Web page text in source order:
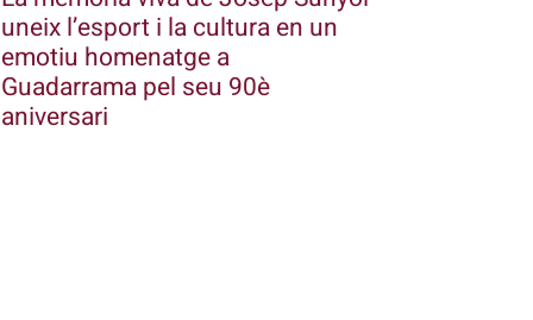
uneix l’esport i la cultura en un
emotiu homenatge a
Guadarrama pel seu 90è
aniversari